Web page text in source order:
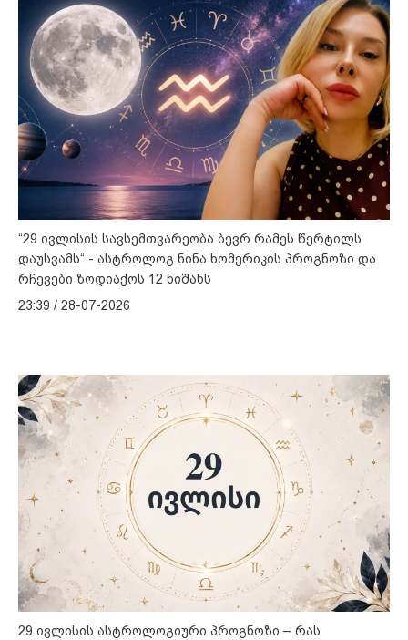
“29 ივლისის სავსემთვარეობა ბევრ რამეს წერტილს
დაუსვამს“ - ასტროლოგ ნინა ხომერიკის პროგნოზი და
რჩევები ზოდიაქოს 12 ნიშანს
23:39 / 28-07-2026
29 ივლისის ასტროლოგიური პროგნოზი – რას